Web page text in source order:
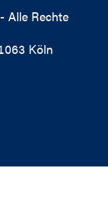
Alle Rechte
Köln